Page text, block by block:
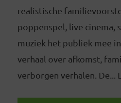
realistische
poppenspel, live cinema,
muziek het publiek mee
verhaal over afkomst,
verborgen verhalen. De...